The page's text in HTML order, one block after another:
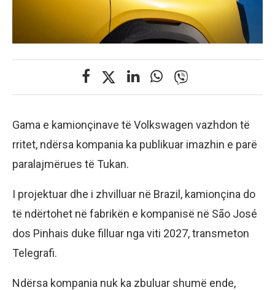
Gama e kamionçinave të Volkswagen vazhdon të
rritet, ndërsa kompania ka publikuar imazhin e parë
paralajmërues të Tukan.
I projektuar dhe i zhvilluar në Brazil, kamionçina do
të ndërtohet në fabrikën e kompanisë në São José
dos Pinhais duke filluar nga viti 2027, transmeton
Telegrafi.
Ndërsa kompania nuk ka zbuluar shumë ende,